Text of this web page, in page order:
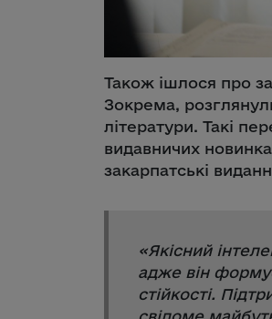
Також ішлося про
Зокрема,
літератури. Такі
видавничих
закарпатські
«Якісний
адже він
стійкості.